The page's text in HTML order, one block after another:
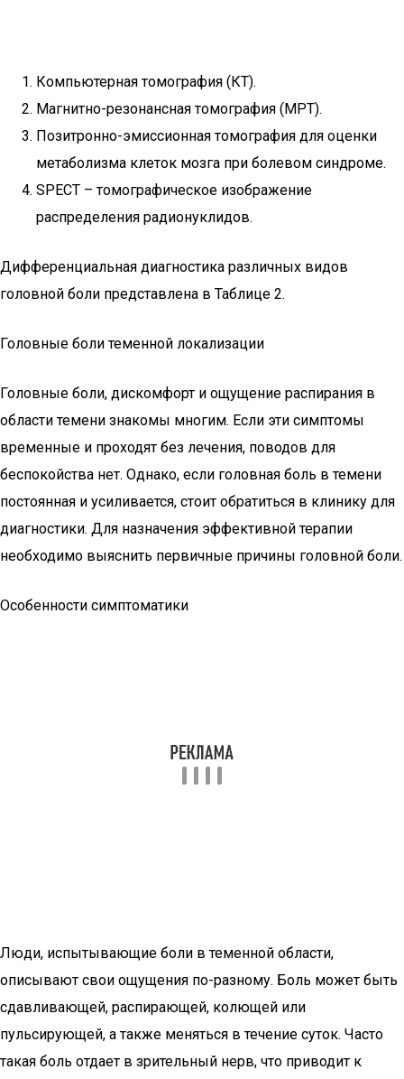
Компьютерная томография (КТ).
Магнитно-резонансная томография (МРТ).
Позитронно-эмиссионная томография для оценки
метаболизма клеток мозга при болевом синдроме.
SPECT – томографическое изображение
распределения радионуклидов.
Дифференциальная диагностика различных видов
головной боли представлена в Таблице 2.
Головные боли теменной локализации
Головные боли, дискомфорт и ощущение распирания в
области темени знакомы многим. Если эти симптомы
временные и проходят без лечения, поводов для
беспокойства нет. Однако, если головная боль в темени
постоянная и усиливается, стоит обратиться в клинику для
диагностики. Для назначения эффективной терапии
необходимо выяснить первичные причины головной боли.
Особенности симптоматики
Люди, испытывающие боли в теменной области,
описывают свои ощущения по-разному. Боль может быть
сдавливающей, распирающей, колющей или
пульсирующей, а также меняться в течение суток. Часто
такая боль отдает в зрительный нерв, что приводит к